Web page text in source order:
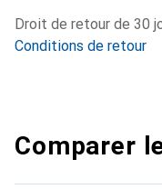
Droit de retour de 30
Conditions de retour
Comparer